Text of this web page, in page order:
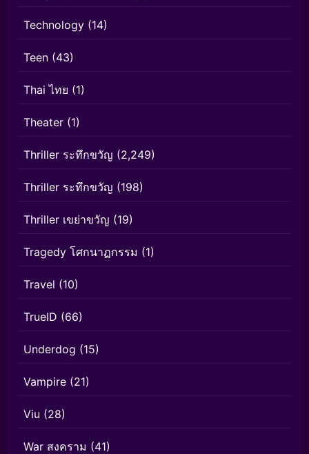
Technology (14)
Teen (43)
Thai ไทย (1)
Theater (1)
Thriller ระทึกขวัญ (2,249)
Thriller ระทึกขวัญ (198)
Thriller เขย่าขวัญ (19)
Tragedy โศกนาฏกรรม (1)
Travel (10)
TrueID (66)
Underdog (15)
Vampire (21)
Viu (28)
War สงคราม (41)